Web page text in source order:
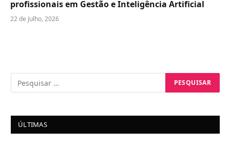
profissionais em Gestão e Inteligência Artificial
22 de Julho, 2026
ÚLTIMAS